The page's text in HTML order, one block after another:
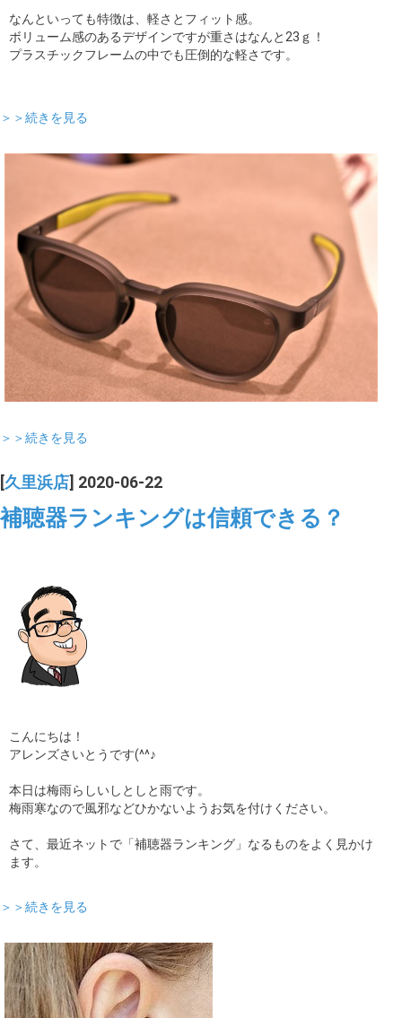
なんといっても特徴は、軽さとフィット感。
ボリューム感のあるデザインですが重さはなんと23ｇ！
プラスチックフレームの中でも圧倒的な軽さです。
＞＞続きを見る
＞＞続きを見る
久里浜店 ] 2020-06-22
補聴器ランキングは信頼できる？
こんにちは！
アレンズさいとうです(^^♪
本日は梅雨らしいしとしと雨です。
梅雨寒なので風邪などひかないようお気を付けください。
さて、最近ネットで「補聴器ランキング」なるものをよく見かけ
ます。
＞＞続きを見る